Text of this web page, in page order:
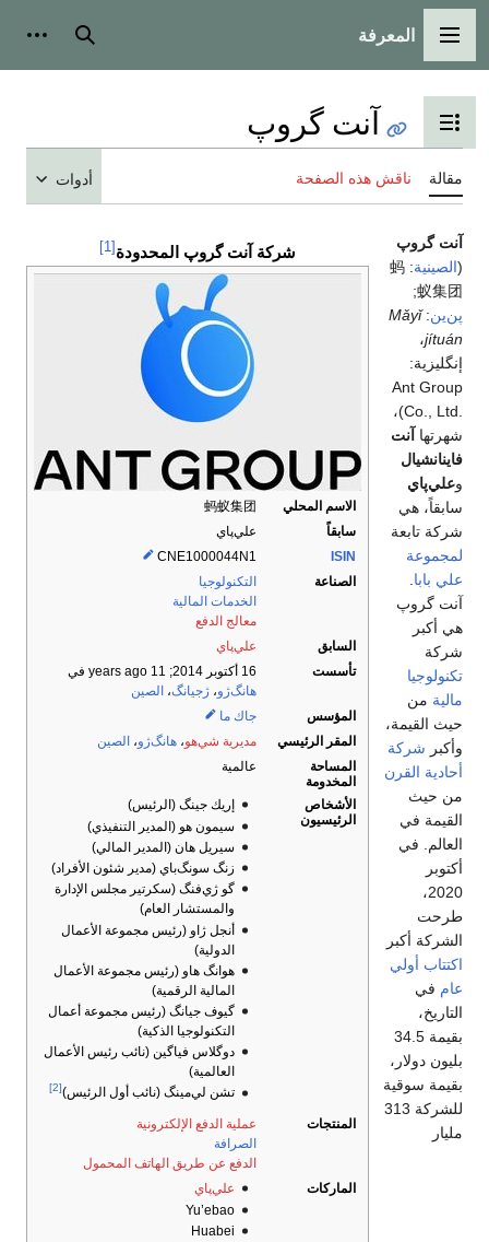
القائمة الرئيسية
المعرفة بحث
تبديل عرض جدول المحتويات
آنت گروپ
مقالة ناقش هذه الصفحة أدوات
شركة آنت گروپ المحدودة [1]
الاسم المحلي
蚂蚁集团
سابقاً
علي‌پاي
ISIN
CNE1000044N1
الصناعة
التكنولوجيا
الخدمات المالية
معالج الدفع
السابق
علي‌پاي
تأسست
16 أكتوبر 2014 ; 11 years ago
في
هانگ‌ژو، ژجيانگ، الصين
المؤسس
جاك ما
المقر الرئيسي
مديرية شي‌هو، هانگ‌ژو، الصين
المساحة
المخدومة
عالمية
الأشخاص
الرئيسيون
إريك جينگ (الرئيس)
سيمون هو (المدير التنفيذي)
سيريل هان (المدير المالي)
زنگ سونگ‌باي (مدير شئون الأفراد)
گو ژي‌فنگ (سكرتير مجلس الإدارة
والمستشار العام)
أنجل ژاو (رئيس مجموعة الأعمال
الدولية)
هوانگ هاو (رئيس مجموعة الأعمال
المالية الرقمية)
گيوف جيانگ (رئيس مجموعة أعمال
التكنولوجيا الذكية)
دوگلاس فياگين (نائب رئيس الأعمال
العالمية)
تشن لي‌مينگ (نائب أول الرئيس)[2]
المنتجات
عملية الدفع الإلكترونية
الصرافة
الدفع عن طريق الهاتف المحمول
الماركات
علي‌پاي
Yu’ebao
Huabei
آنت گروپ
(الصينية:
蚂
蚁集团
;
پن‌ين:
Mǎyǐ
jítuán،
إنگليزية:
Ant Group
Co., Ltd.)،
شهرتها آنت
فاينانشيال
وعلي‌پاي
سابقاً، هي
شركة تابعة
لمجموعة
علي بابا
آنت گروپ
هي أكبر
شركة
تكنولوجيا
مالية من
حيث القيمة،
وأكبر شركة
أحادية القرن
من حيث
القيمة في
العالم. في
أكتوبر
2020،
طرحت
الشركة أكبر
اكتتاب أولي
عام في
التاريخ،
بقيمة 34.5
بليون دولار،
بقيمة سوقية
للشركة 313
مليار